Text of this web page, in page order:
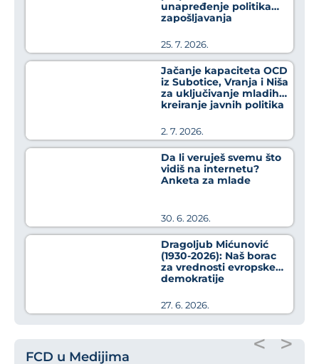
unapređenje politika
zapošljavanja
25. 7. 2026.
Jačanje kapaciteta OCD
iz Subotice, Vranja i Niša
za uključivanje mladih u
kreiranje javnih politika
2. 7. 2026.
Da li veruješ svemu što
vidiš na internetu?
Anketa za mlade
30. 6. 2026.
Dragoljub Mićunović
(1930-2026): Naš borac
za vrednosti evropske
demokratije
27. 6. 2026.
FCD u Medijima < >